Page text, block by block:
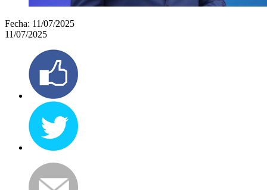
Fecha: 11/07/2025
11/07/2025